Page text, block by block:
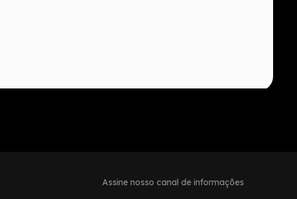
Assine nosso canal de informações